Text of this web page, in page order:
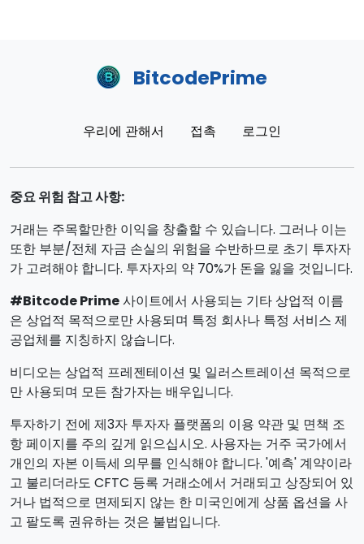
BitcodePrime
우리에 관해서 접촉 로그인
중요 위험 참고 사항:
거래는 주목할만한 이익을 창출할 수 있습니다. 그러나 이는
또한 부분/전체 자금 손실의 위험을 수반하므로 초기 투자자
가 고려해야 합니다. 투자자의 약 70%가 돈을 잃을 것입니다.
#Bitcode Prime사이트에서 사용되는 기타 상업적 이름
은 상업적 목적으로만 사용되며 특정 회사나 특정 서비스 제
공업체를 지칭하지 않습니다.
비디오는 상업적 프레젠테이션 및 일러스트레이션 목적으로
만 사용되며 모든 참가자는 배우입니다.
투자하기 전에 제3자 투자자 플랫폼의 이용 약관 및 면책 조
항 페이지를 주의 깊게 읽으십시오. 사용자는 거주 국가에서
개인의 자본 이득세 의무를 인식해야 합니다. '예측' 계약이라
고 불리더라도 CFTC 등록 거래소에서 거래되고 상장되어 있
거나 법적으로 면제되지 않는 한 미국인에게 상품 옵션을 사
고 팔도록 권유하는 것은 불법입니다.